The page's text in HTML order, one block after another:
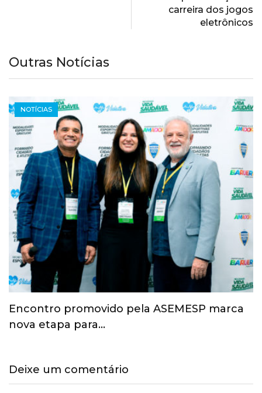
carreira dos jogos
eletrônicos
Outras Notícias
NOTÍCIAS
Esporte ganha espaço na agenda
econômica e mobiliza…
Deixe um comentário